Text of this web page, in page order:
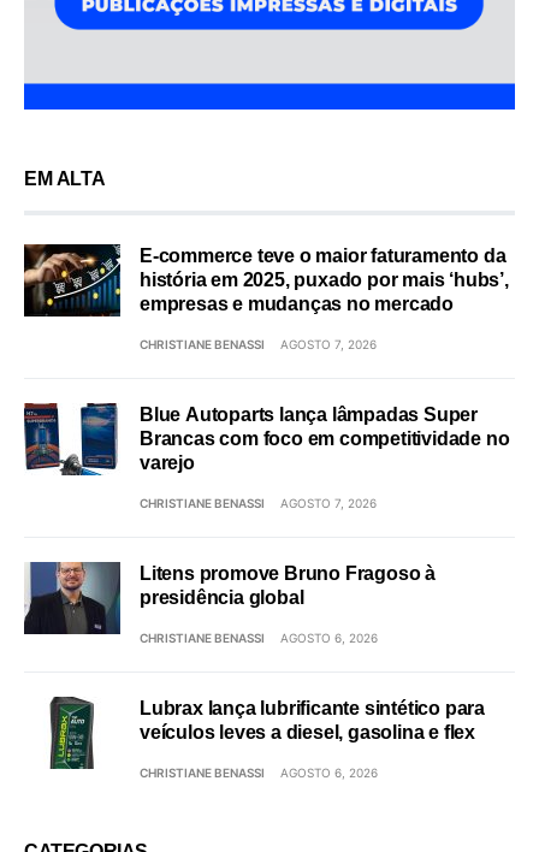
EM ALTA
E-commerce teve o maior faturamento da
história em 2025, puxado por mais ‘hubs’,
empresas e mudanças no mercado
CHRISTIANE BENASSI AGOSTO 7, 2026
Blue Autoparts lança lâmpadas Super
Brancas com foco em competitividade no
varejo
CHRISTIANE BENASSI AGOSTO 7, 2026
Litens promove Bruno Fragoso à
presidência global
CHRISTIANE BENASSI AGOSTO 6, 2026
Lubrax lança lubrificante sintético para
veículos leves a diesel, gasolina e flex
CHRISTIANE BENASSI AGOSTO 6, 2026